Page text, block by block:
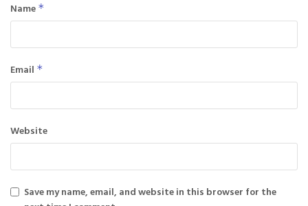
Name *
Email *
Website
Save my name, email, and website in this browser for the